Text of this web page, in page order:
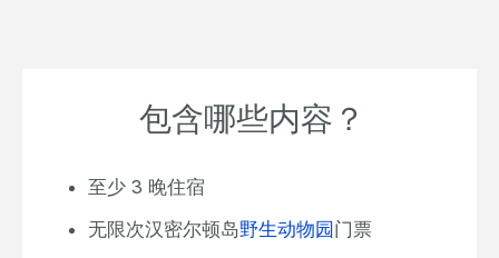
包含哪些内容？
至少 3 晚住宿
无限次汉密尔顿岛野生动物园门票